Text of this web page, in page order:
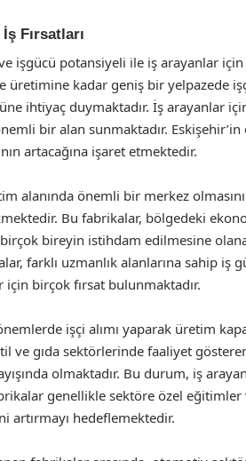
Fırsatları
ve işgücü potansiyeli ile iş arayanlar
üretimine kadar geniş bir yelpazede
ihtiyaç duymaktadır. İş arayanlar
bir alan sunmaktadır.
artacağına işaret etmektedir.
alanında önemli bir merkez
Bu fabrikalar, bölgedeki
bireyin istihdam edilmesine
farklı uzmanlık alanlarına sahip iş
için birçok fırsat bulunmaktadır.
işçi alımı yaparak üretim
ve gıda sektörlerinde faaliyet
olmaktadır. Bu durum, iş
genellikle sektöre özel eğitimler
artırmayı hedeflemektedir.